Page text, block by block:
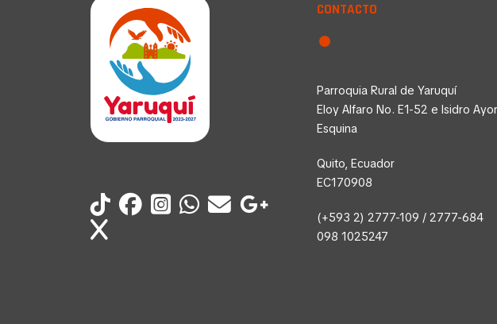
CONTACTO
Parroquia Rural de Yaruquí
Eloy Alfaro No. E1-52 e Isidro
Esquina
Quito, Ecuador
EC170908
(+593 2) 2777-109 / 2777-684
098 1025247